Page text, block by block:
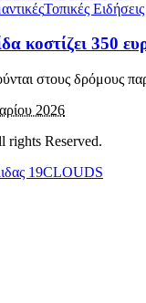
Τοπικές Ειδήσεις
κοστίζει 350
στους δρόμους
2026
Reserved.
19CLOUDS